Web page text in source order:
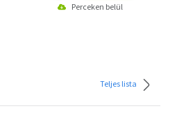
Perceken belül
Teljes lista